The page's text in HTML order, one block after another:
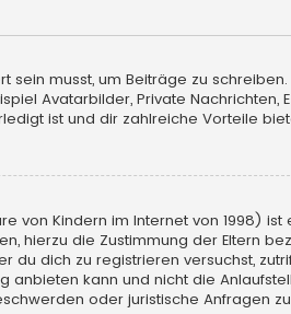
musst, um Beiträge zu schreiben.
Avatarbilder, Private Nachrichten,
ist und dir zahlreiche Vorteile
von Kindern im Internet von 1998) ist
hierzu die Zustimmung der Eltern
dich zu registrieren versuchst,
anbieten kann und nicht die
oder juristische Anfragen